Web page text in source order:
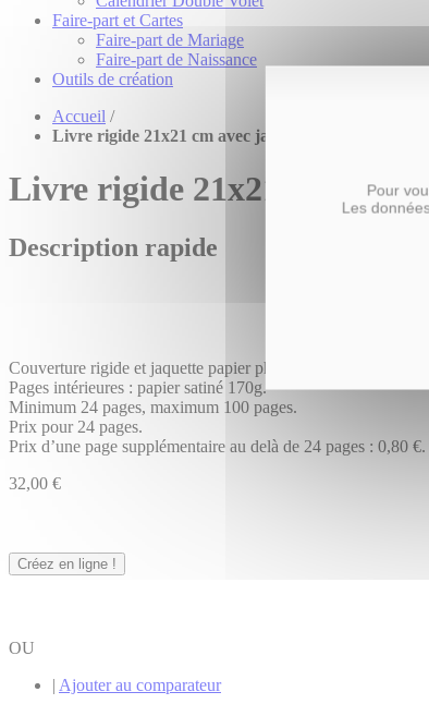
Pour
Les
Faire-part et Cartes
Faire-part de Mariage
Faire-part de Naissance
Outils de création
Accueil /
Livre rigide 21x21 cm avec jaquette
Livre rigide 21x21 cm avec
Description rapide
Couverture rigide et jaquette papier photo métallique.
Pages intérieures : papier satiné 170g.
Minimum 24 pages, maximum 100 pages.
Prix pour 24 pages.
Prix d’une page supplémentaire au delà de 24 pages : 0,80
32,00 €
Créez en ligne !
OU
| Ajouter au comparateur